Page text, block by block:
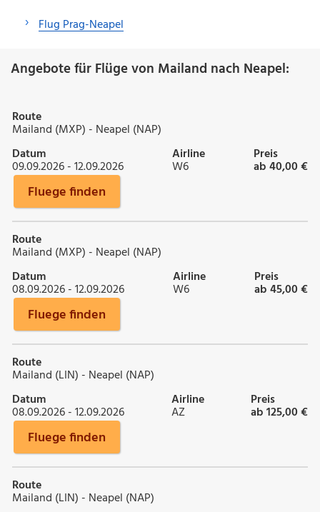
Flug Prag-Neapel
Angebote für Flüge von Mailand nach Neapel:
Route
Mailand (MXP) - Neapel (NAP)
Datum
09.09.2026 - 12.09.2026
Airline
W6
Preis
ab 40,00 €
Fluege finden
Route
Mailand (MXP) - Neapel (NAP)
Datum
08.09.2026 - 12.09.2026
Airline
W6
Preis
ab 45,00 €
Fluege finden
Route
Mailand (LIN) - Neapel (NAP)
Datum
08.09.2026 - 12.09.2026
Airline
AZ
Preis
ab 125,00 €
Fluege finden
Route
Mailand (LIN) - Neapel (NAP)